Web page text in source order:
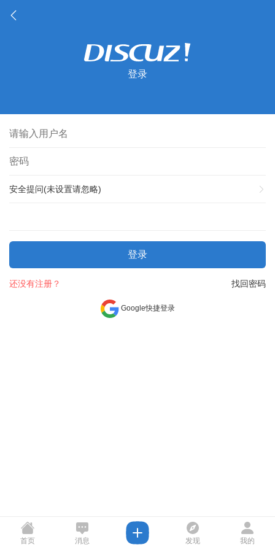
登录
安全提问(未设置请忽略)
登录
找回密码
还没有注册？
Google快捷登录
首页 消息 发现 我的